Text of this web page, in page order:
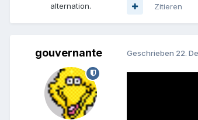
alternation.
Zitieren
gouvernante Geschrieben 22.